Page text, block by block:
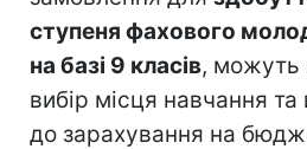
ступеня фахового
на базі 9 класів, можуть
вибір місця навчання
до зарахування на